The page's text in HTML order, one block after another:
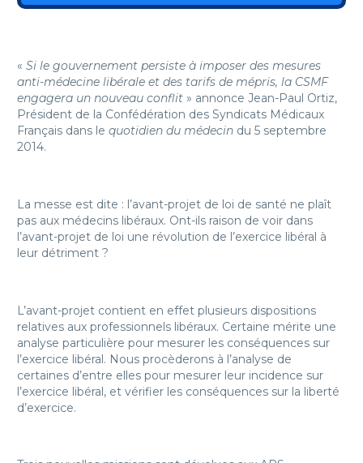
« Si le gouvernement persiste à imposer des mesures
anti-médecine libérale et des tarifs de mépris, la CSMF
engagera un nouveau conflit » annonce Jean-Paul Ortiz,
Président de la Confédération des Syndicats Médicaux
Français dans le quotidien du médecin du 5 septembre
2014.
La messe est dite : l’avant-projet de loi de santé ne plaît
pas aux médecins libéraux. Ont-ils raison de voir dans
l’avant-projet de loi une révolution de l’exercice libéral à
leur détriment ?
L’avant-projet contient en effet plusieurs dispositions
relatives aux professionnels libéraux. Certaine mérite une
analyse particulière pour mesurer les conséquences sur
l’exercice libéral. Nous procèderons à l’analyse de
certaines d’entre elles pour mesurer leur incidence sur
l’exercice libéral, et vérifier les conséquences sur la liberté
d’exercice.